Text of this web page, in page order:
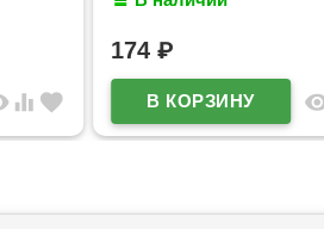
equalizer favorite
174₽